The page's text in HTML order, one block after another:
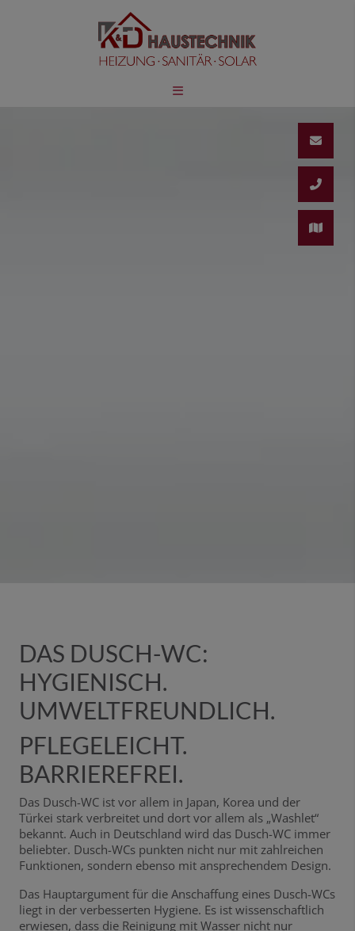
DAS DUSCH-WC:
HYGIENISCH.
UMWELTFREUNDLICH.
PFLEGELEICHT.
BARRIEREFREI.
Das Dusch-WC ist vor allem in Japan, Korea und der
Türkei stark verbreitet und dort vor allem als „Washlet“
bekannt. Auch in Deutschland wird das Dusch-WC immer
beliebter. Dusch-WCs punkten nicht nur mit zahlreichen
Funktionen, sondern ebenso mit ansprechendem Design.
Das Hauptargument für die Anschaffung eines Dusch-WCs
liegt in der verbesserten Hygiene. Es ist wissenschaftlich
erwiesen, dass die Reinigung mit Wasser nicht nur